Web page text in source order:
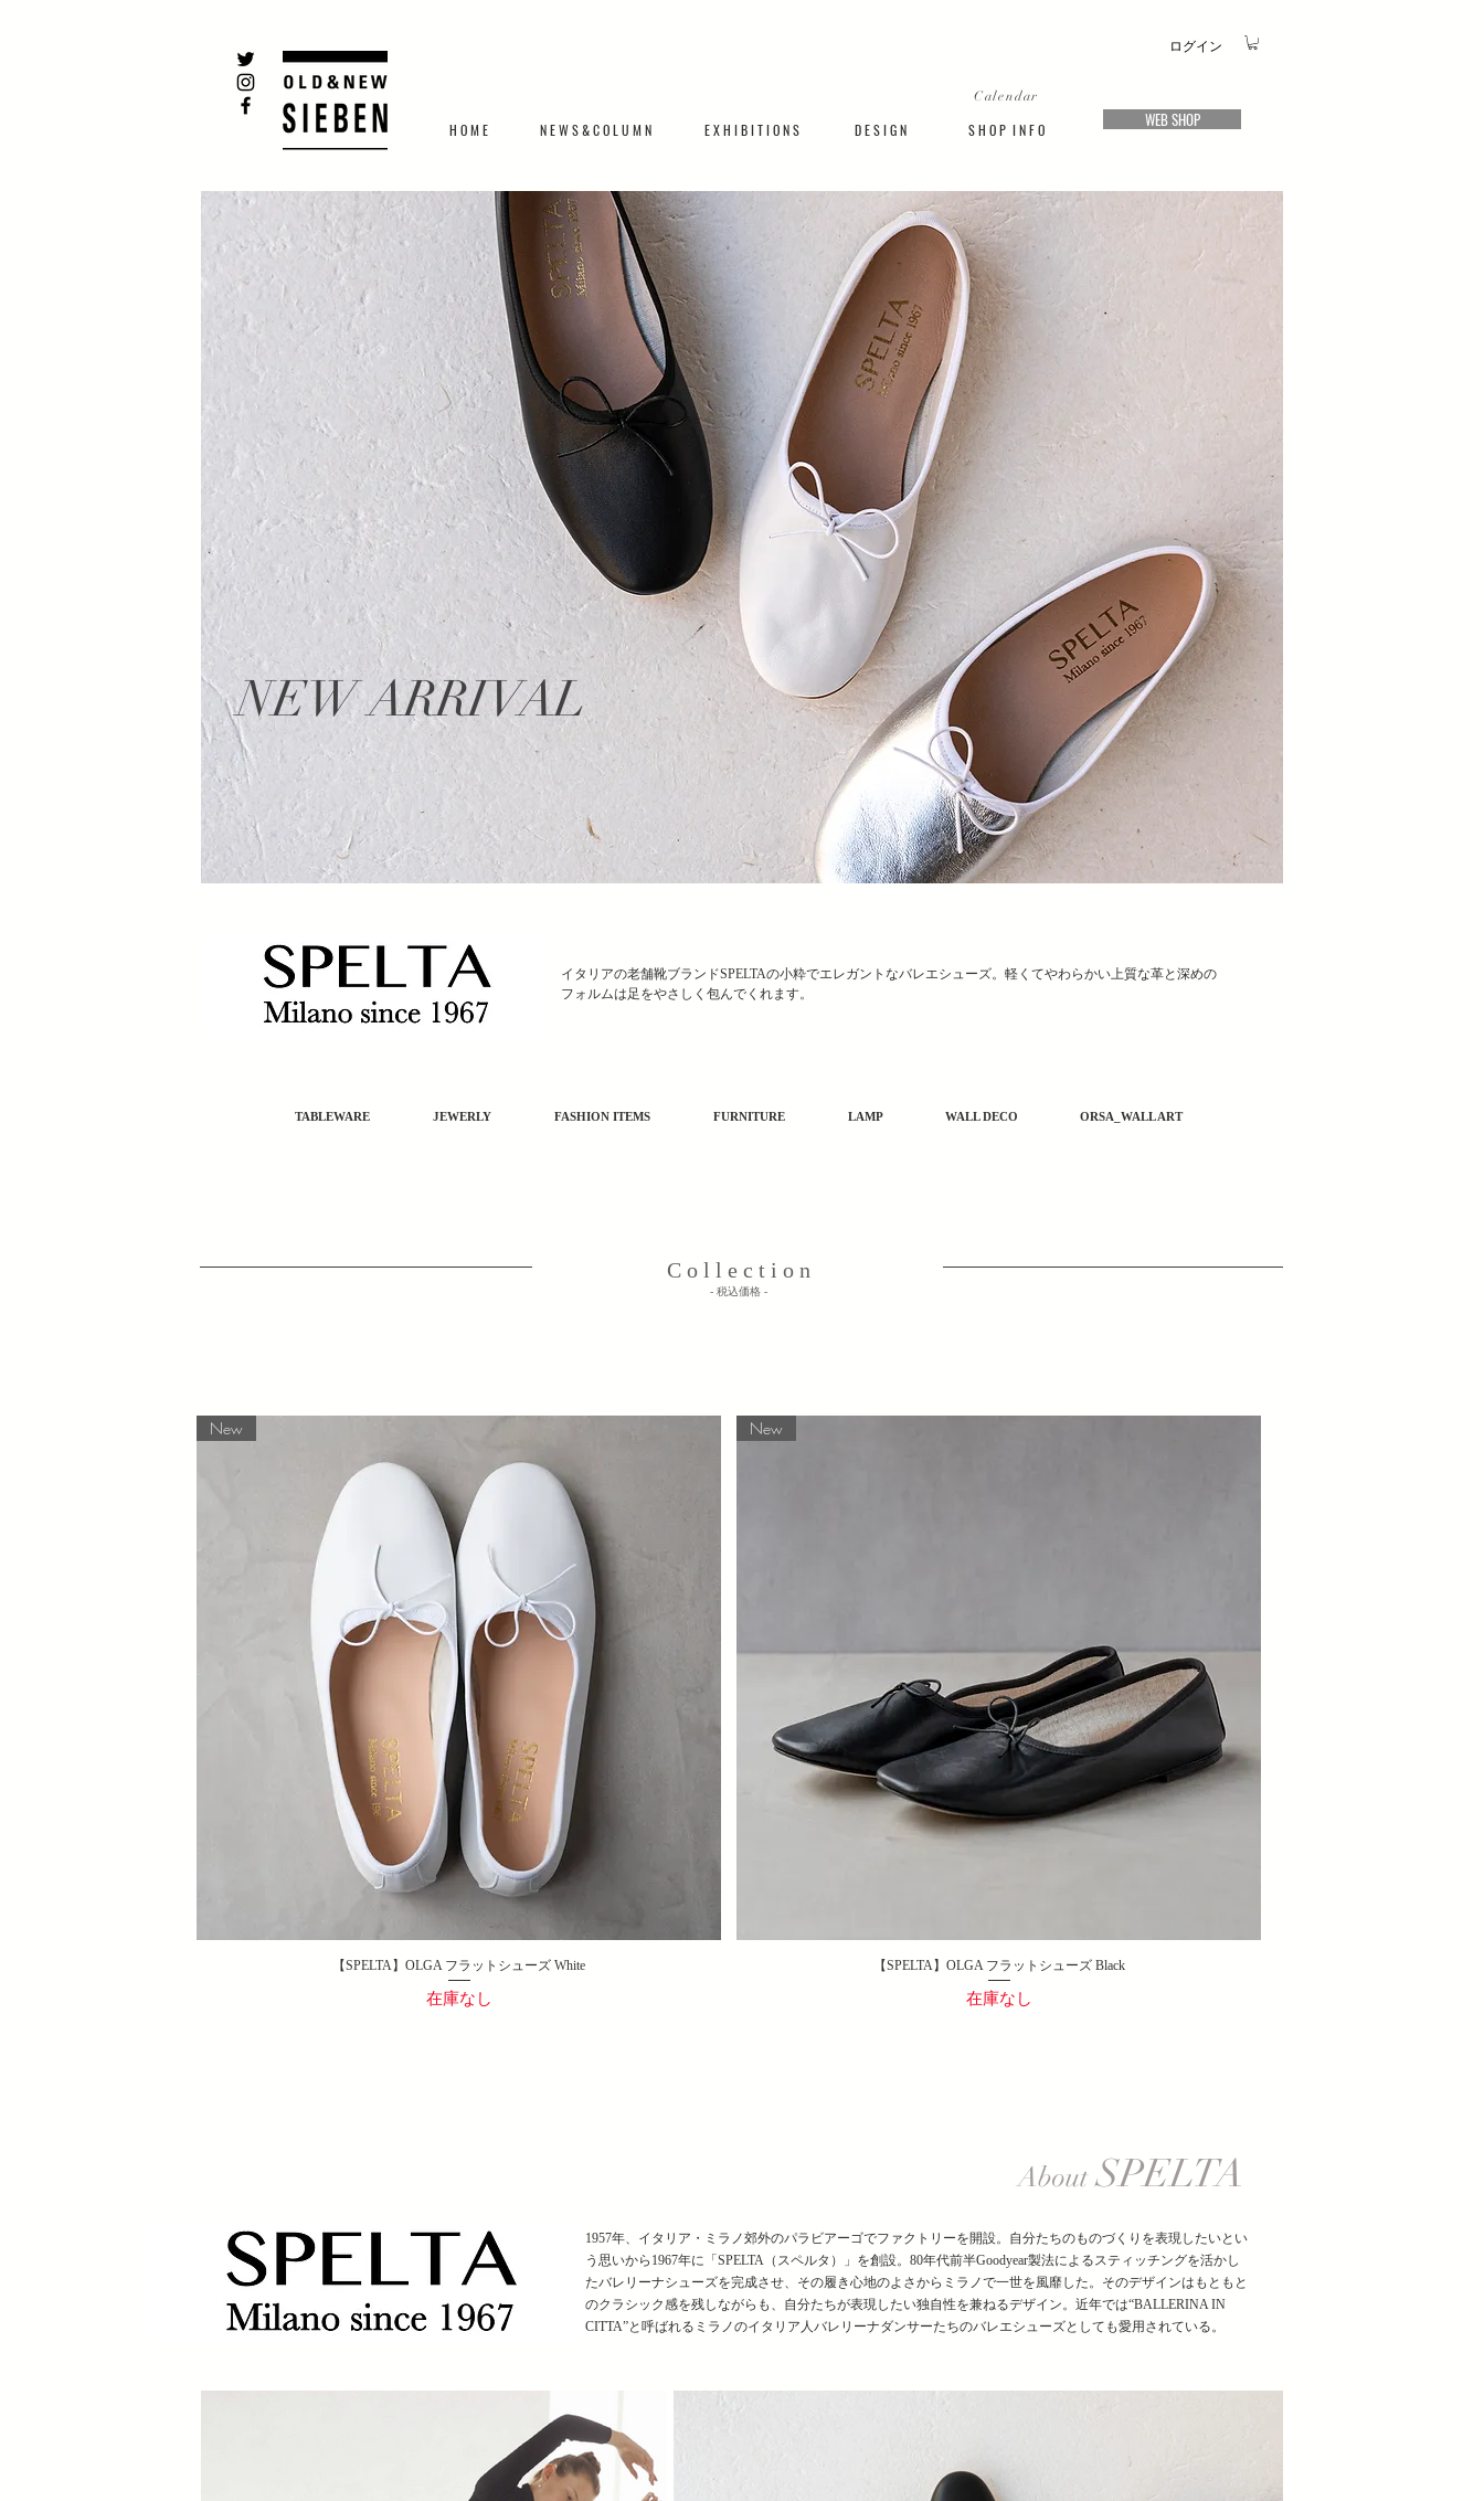
ログイン
Calendar
H O M E N E W S & C O L U M N ​E X H I B I T I O N S D E S I G N S H O P I N F O WEB SHOP
NEW ARRIVAL
イタリアの老舗靴ブランドSPELTAの小粋でエレガントなバレエシューズ。 軽くてやわらかい上質な革と深めの
フォルムは足をやさしく包んでくれます。
TABLEWARE JEWERLY FASHION ITEMS FURNITURE LAMP WALL DECO ORSA_WALL ART
C o l l e c t i o n
​- 税込価格 -
New
【SPELTA】OLGA フラットシューズ White
在庫なし
New
【SPELTA】OLGA フラットシューズ Black
在庫なし
1957年、イタリア・ミラノ郊外のパラビアーゴでファクトリーを開設。自分たちのものづくりを表現したいとい
う思いから1967年に「SPELTA（スペルタ）」を創設。80年代前半Goodyear製法によるスティッチングを活かし
たバレリーナシューズを完成させ、その履き心地のよさからミラノで一世を風靡した。そのデザインはもともと
のクラシック感を残しながらも、自分たちが表現したい独自性を兼ねるデザイン。近年では“BALLERINA IN
CITTA”と呼ばれるミラノのイタリア人バレリーナダンサーたちのバレエシューズとしても愛用されている。
AboutSPELTA